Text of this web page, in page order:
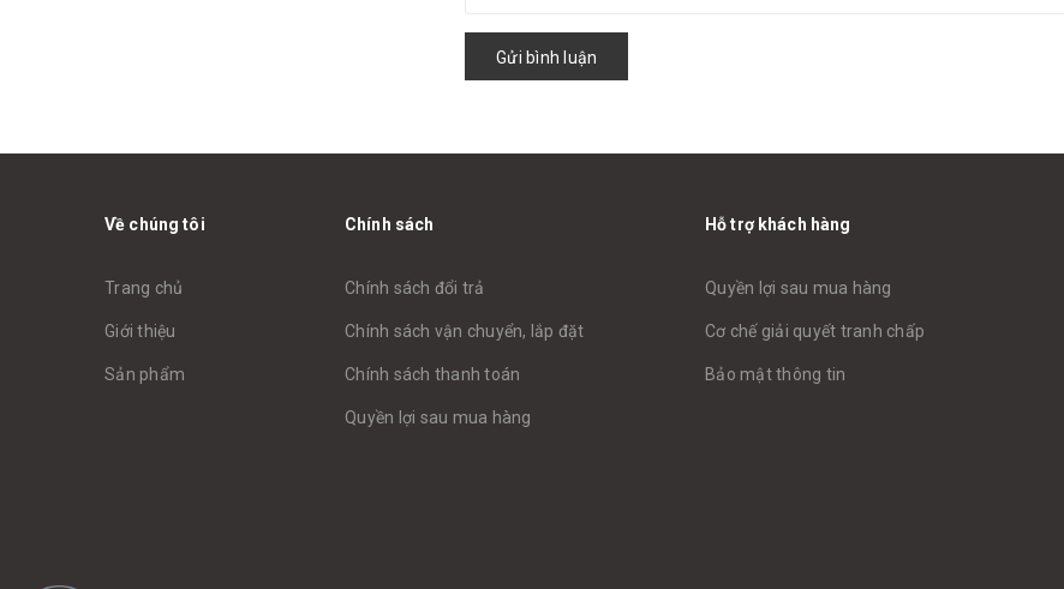
Gửi bình luận
Về chúng tôi
Trang chủ
Giới thiệu
Sản phẩm
Chính sách
Chính sách đổi trả
Chính sách vận chuyển, lắp đặt
Chính sách thanh toán
Quyền lợi sau mua hàng
Hỗ trợ khách hàng
Quyền lợi sau mua hàng
Cơ chế giải quyết tranh chấp
Bảo mật thông tin